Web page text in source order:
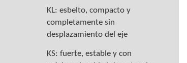
KL: esbelto, compacto y
completamente sin
desplazamiento del eje
KS: fuerte, estable y con